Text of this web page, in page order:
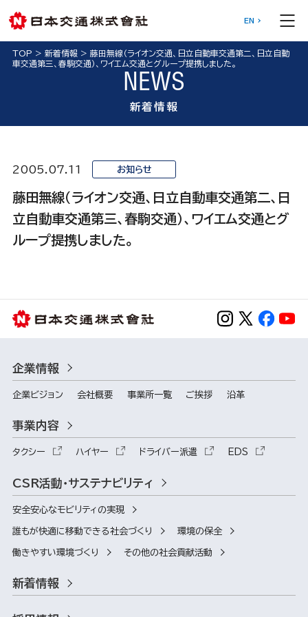
EN
TOP > 新着情報> 藤田無線（ライオン交通、日立自動車交通第二、日立自動
車交通第三、春駒交通）、ワイエム交通とグループ提携しました。
NEWS
新着情報
2005.07.11 お知らせ
藤田無線（ライオン交通、日立自動車交通第二、日
立自動車交通第三、春駒交通）、ワイエム交通とグ
ループ提携しました。
企業情報
企業ビジョン 会社概要 事業所一覧 ご挨拶 沿革
事業内容
タクシー ハイヤー ドライバー派遣 EDS
CSR活動・サステナビリティ
安全安心なモビリティの実現
誰もが快適に移動できる社会づくり 環境の保全
働きやすい環境づくり その他の社会貢献活動
新着情報